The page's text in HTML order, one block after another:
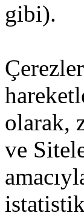
gibi).
olarak,
ve